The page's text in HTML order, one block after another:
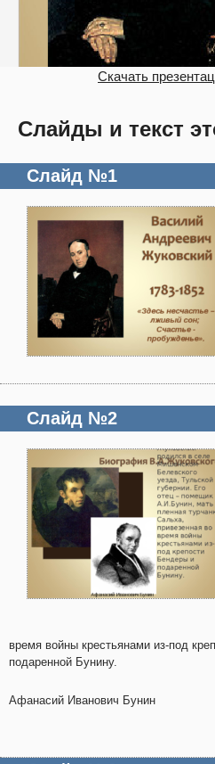
Скачать
Слайды и текст
Слайд №1
Слайд №2
время войны крестьянами из-под
подаренной Бунину.
Афанасий Иванович Бунин